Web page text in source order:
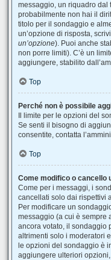
messaggio, un riquadro dal
probabilmente non hai il
titolo per il sondaggio e
un’opzione di risposta,
un’opzione). Puoi anche
non porre limiti). C’è un
aggiungere, stabilito
Top
Perché non è possibile
Il limite per le opzioni del
Se senti il bisogno di
consentite, contatta
Top
Come modifico o cancello
Come per i messaggi, i
cancellati solo dai rispettivi
Per modificare un
messaggio (a cui è sempre
ancora votato, il sondaggio
altrimenti solo i moderatori
le opzioni del sondaggio è
aggiungere ulteriori